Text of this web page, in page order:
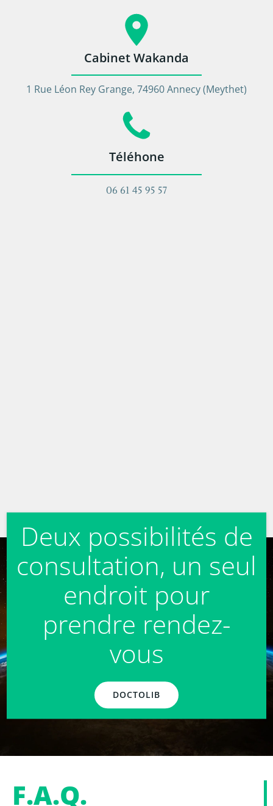
Cabinet Wakanda
1 Rue Léon Rey Grange, 74960 Annecy (Meythet)
Téléhone
06 61 45 95 57
Deux possibilités de
consultation, un seul
endroit pour
prendre rendez-
vous
DOCTOLIB
F.A.Q.